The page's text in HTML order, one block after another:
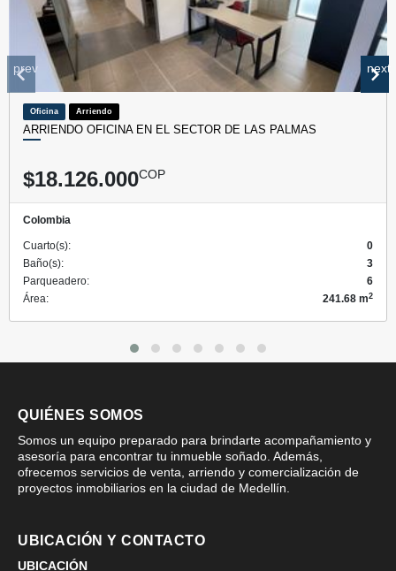
Oficina Arriendo
ARRIENDO OFICINA EN EL SECTOR DE LAS PALMAS
$18.126.000COP
Colombia
Cuarto(s):
0
Baño(s):
3
Parqueadero:
6
Área:
241.68 m2
prev next
QUIÉNES SOMOS
Somos un equipo preparado para brindarte acompañamiento y
asesoría para encontrar tu inmueble soñado. Además,
ofrecemos servicios de venta, arriendo y comercialización de
proyectos inmobiliarios en la ciudad de Medellín.
UBICACIÓN Y CONTACTO